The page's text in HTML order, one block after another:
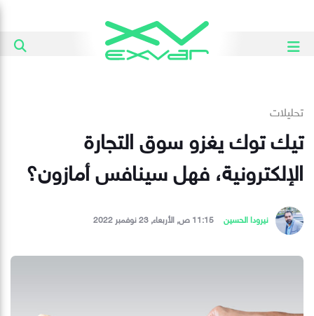
تحليلات
تيك توك يغزو سوق التجارة
الإلكترونية، فهل سينافس أمازون؟
نيرودا الحسين 11:15 ص, الأربعاء, 23 نوفمبر 2022